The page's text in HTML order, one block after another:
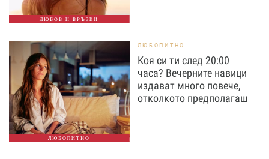
ЛЮБОВ И ВРЪЗКИ
ЛЮБОПИТНО
ЛЮБОПИТНО
Коя си ти след 20:00
часа? Вечерните навици
издават много повече,
отколкото предполагаш